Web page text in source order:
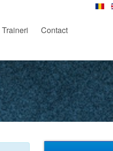
Traineri Contact